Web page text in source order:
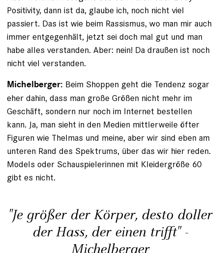
Positivity, dann ist da, glaube ich, noch nicht viel
passiert. Das ist wie beim Rassismus, wo man mir auch
immer entgegenhält, jetzt sei doch mal gut und man
habe alles verstanden. Aber: nein! Da draußen ist noch
nicht viel verstanden.
Michelberger: Beim Shoppen geht die Tendenz sogar
eher dahin, dass man große Größen nicht mehr im
Geschäft, sondern nur noch im Internet bestellen
kann. Ja, man sieht in den Medien mittlerweile öfter
Figuren wie ­Thelmas und meine, aber wir sind eben am
unteren Rand des ­Spektrums, über das wir hier reden.
Models oder Schauspielerinnen mit Kleidergröße 60
gibt es nicht.
"Je größer der Körper, desto doller
der Hass, der einen trifft" -